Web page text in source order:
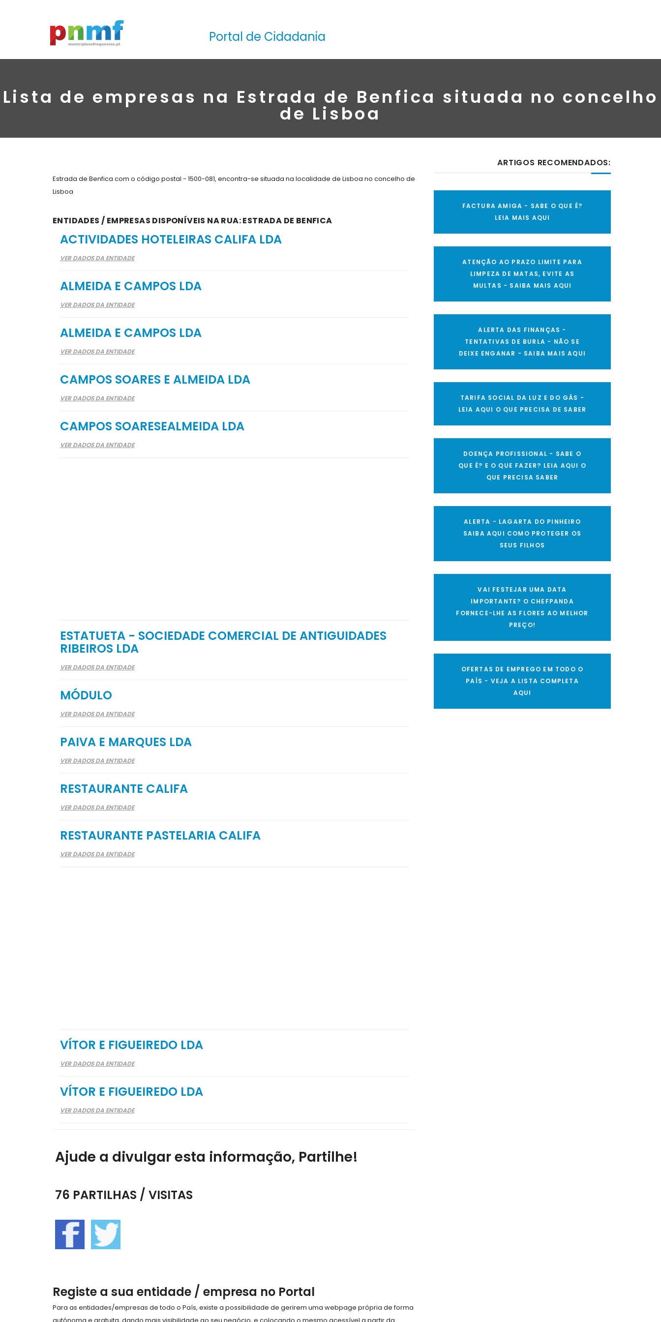
Portal de Cidadania
Lista de empresas na Estrada de Benfica situada no concelho
de Lisboa
Estrada de Benfica com o código postal - 1500-081, encontra-se situada na localidade de Lisboa no concelho de
Lisboa
ENTIDADES / EMPRESAS DISPONÍVEIS NA RUA: ESTRADA DE BENFICA
ACTIVIDADES HOTELEIRAS CALIFA LDA
VER DADOS DA ENTIDADE
ALMEIDA E CAMPOS LDA
VER DADOS DA ENTIDADE
ALMEIDA E CAMPOS LDA
VER DADOS DA ENTIDADE
CAMPOS SOARES E ALMEIDA LDA
VER DADOS DA ENTIDADE
CAMPOS SOARESEALMEIDA LDA
VER DADOS DA ENTIDADE
ESTATUETA - SOCIEDADE COMERCIAL DE ANTIGUIDADES
RIBEIROS LDA
VER DADOS DA ENTIDADE
MÓDULO
VER DADOS DA ENTIDADE
PAIVA E MARQUES LDA
VER DADOS DA ENTIDADE
RESTAURANTE CALIFA
VER DADOS DA ENTIDADE
RESTAURANTE PASTELARIA CALIFA
VER DADOS DA ENTIDADE
VÍTOR E FIGUEIREDO LDA
VER DADOS DA ENTIDADE
VÍTOR E FIGUEIREDO LDA
VER DADOS DA ENTIDADE
Ajude a divulgar esta informação, Partilhe!
76 PARTILHAS / VISITAS
Registe a sua entidade / empresa no Portal
Para as entidades/empresas de todo o País, existe a possibilidade de gerirem uma webpage própria de forma
ARTIGOS RECOMENDADOS:
FACTURA AMIGA - SABE O QUE É?
LEIA MAIS AQUI
ATENÇÃO AO PRAZO LIMITE PARA
LIMPEZA DE MATAS, EVITE AS
MULTAS - SAIBA MAIS AQUI
ALERTA DAS FINANÇAS -
TENTATIVAS DE BURLA - NÃO SE
DEIXE ENGANAR - SAIBA MAIS AQUI
TARIFA SOCIAL DA LUZ E DO GÁS -
LEIA AQUI O QUE PRECISA DE SABER
DOENÇA PROFISSIONAL - SABE O
QUE É? E O QUE FAZER? LEIA AQUI O
QUE PRECISA SABER
ALERTA - LAGARTA DO PINHEIRO
SAIBA AQUI COMO PROTEGER OS
SEUS FILHOS
VAI FESTEJAR UMA DATA
IMPORTANTE? O CHEFPANDA
FORNECE-LHE AS FLORES AO MELHOR
PREÇO!
OFERTAS DE EMPREGO EM TODO O
PAÍS - VEJA A LISTA COMPLETA
AQUI